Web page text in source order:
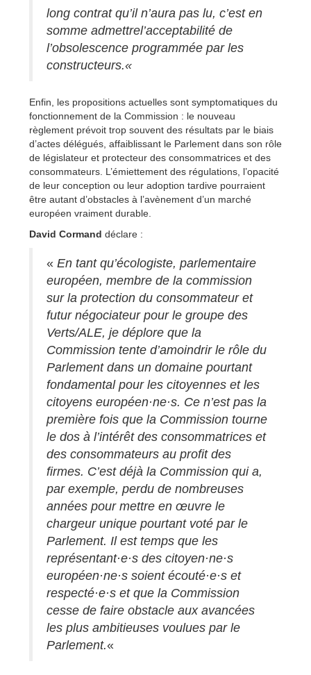
long contrat qu’il n’aura pas lu, c’est en
somme admettrel’acceptabilité de
l’obsolescence programmée par les
constructeurs.«
Enfin, les propositions actuelles sont symptomatiques du
fonctionnement de la Commission : le nouveau
règlement prévoit trop souvent des résultats par le biais
d’actes délégués, affaiblissant le Parlement dans son rôle
de législateur et protecteur des consommatrices et des
consommateurs. L’émiettement des régulations, l’opacité
de leur conception ou leur adoption tardive pourraient
être autant d’obstacles à l’avènement d’un marché
européen vraiment durable.
David Cormand déclare :
« En tant qu’écologiste, parlementaire
européen, membre de la commission
sur la protection du consommateur et
futur négociateur pour le groupe des
Verts/ALE, je déplore que la
Commission tente d’amoindrir le rôle du
Parlement dans un domaine pourtant
fondamental pour les citoyennes et les
citoyens européen·ne·s. Ce n’est pas la
première fois que la Commission tourne
le dos à l’intérêt des consommatrices et
des consommateurs au profit des
firmes. C’est déjà la Commission qui a,
par exemple, perdu de nombreuses
années pour mettre en œuvre le
chargeur unique pourtant voté par le
Parlement. Il est temps que les
représentant·e·s des citoyen·ne·s
européen·ne·s soient écouté·e·s et
respecté·e·s et que la Commission
cesse de faire obstacle aux avancées
les plus ambitieuses voulues par le
Parlement.«